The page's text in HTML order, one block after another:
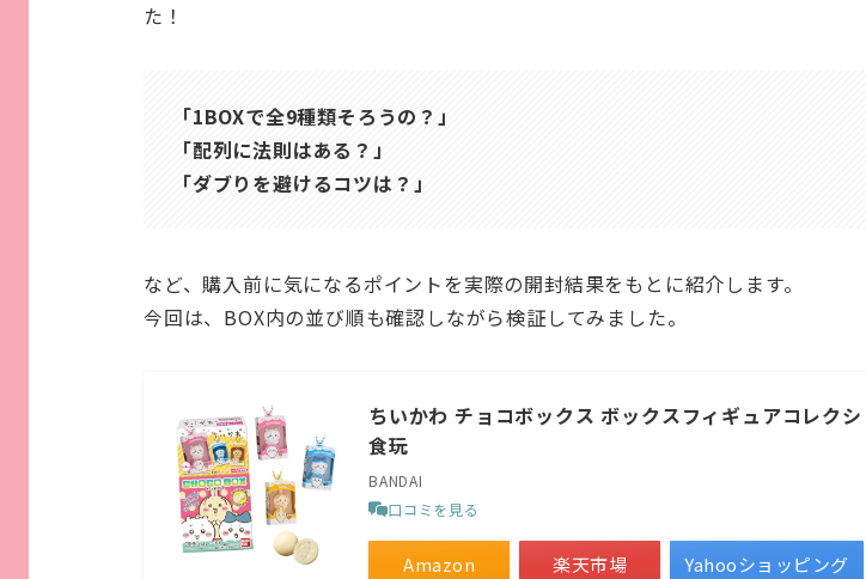
た！
「1BOXで全9種類そろうの？」
「配列に法則はある？」
「ダブりを避けるコツは？」
など、購入前に気になるポイントを実際の開封結果をもとに紹介します。
今回は、BOX内の並び順も確認しながら検証してみました。
ちいかわ チョコボックス ボックスフィギュアコレク
食玩
BANDAI
口コミを見る
Amazon 楽天市場 Yahooショッピング